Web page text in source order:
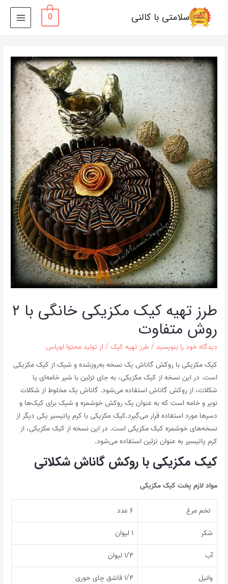
سلامتی با کالنی 0
MAIN
طرز تهیه کیک مکزیکی خانگی با ۲
روش متفاوت
دیدگاه‌ خود را بنویسید/ طرز تهیه کیک/ از تولید محتوا لوپاس
کیک مکزیکی با روکش گاناش یک نسخه به‌روز‌شده و شیک از کیک مکزیکی
است. در این نسخه از کیک مکزیکی، به جای تزئین با شیر خامه‌ای یا
شکلات، از روکش گاناش استفاده می‌شود. گاناش یک مخلوط از شکلات
نویر و خامه است که به عنوان یک روکش خوشمزه و شیک برای کیک‌ها و
دسرها مورد استفاده قرار می‌گیرد.کیک مکزیکی با کرم پاتیسیر یکی دیگر از
نسخه‌های خوشمزه کیک مکزیکی است. در این نسخه از کیک مکزیکی، از
کرم پاتیسیر به عنوان تزئین استفاده می‌شود.
کیک مکزیکی با روکش گاناش شکلاتی
مواد لازم پخت کیک مکزیکی
تخم مرغ
۶ عدد
شکر
۱ لیوان
آب
۱/۴ لیوان
وانیل‏
۱/۴ قاشق چای خوری